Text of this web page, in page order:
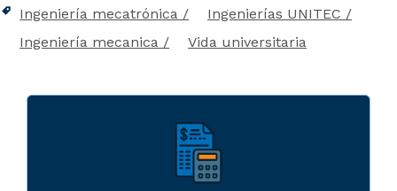
Ingeniería mecatrónica
Ingenierías UNITEC
Ingeniería mecanica
Vida universitaria